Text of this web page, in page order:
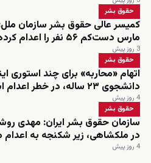
حقوق بشر
کمیسر عالی حقوق بشر سازمان
مارس دست‌کم ۵۶ نفر را اعدام کرده است
3 روز پیش
حقوق بشر
اتهام «محاربه» برای چند استوری
دانشجوی ۲۳ ساله، در خطر اعدام است
4 روز پیش
حقوق بشر
سازمان حقوق بشر ایران: مهدی
در ملکشاهی، زیر شکنجه به
4 روز پیش